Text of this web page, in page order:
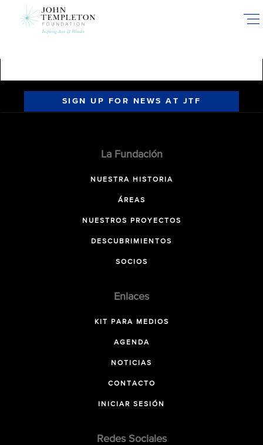
SIGN UP FOR NEWS AT JTF
La Fundación
NUESTRA HISTORIA
ÁREAS
NUESTROS PROYECTOS
DESCUBRIMIENTOS
SOCIOS
Enlaces
KIT PARA MEDIOS
AGENDA
NOTICIAS
CONTACTO
INICIAR SESIÓN
Redes Sociales